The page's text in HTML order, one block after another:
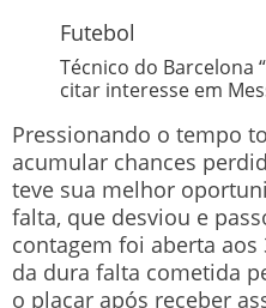
Futebol
Técnico do Barcelona
citar interesse em
Pressionando o tempo
acumular chances
teve sua melhor
falta, que desviou e
contagem foi aberta
da dura falta cometida
o placar após receber